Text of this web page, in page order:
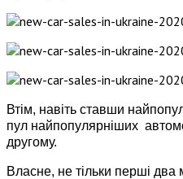
Втім, навіть ставши
пул найпопулярніших
другому.
Власне, не тільки перші